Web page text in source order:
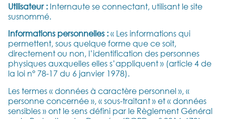
Utilisateur : Internaute se connectant, utilisant le site
susnommé.
Informations personnelles :« Les informations qui
permettent, sous quelque forme que ce soit,
directement ou non, l’identification des personnes
physiques auxquelles elles s’appliquent » (article 4 de
la loi n° 78-17 du 6 janvier 1978).
Les termes « données à caractère personnel », «
personne concernée », « sous-traitant » et « données
sensibles » ont le sens défini par le Règlement Général